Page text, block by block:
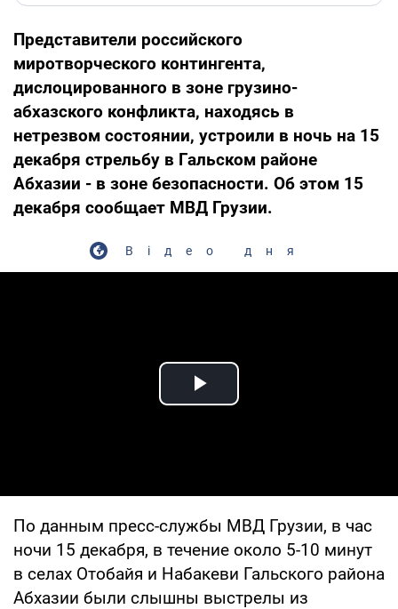
Представители российского
миротворческого контингента,
дислоцированного в зоне грузино-
абхазского конфликта, находясь в
нетрезвом состоянии, устроили в ночь на 15
декабря стрельбу в Гальском районе
Абхазии - в зоне безопасности. Об этом 15
декабря сообщает МВД Грузии.
Відео дня
Play Video
По данным пресс-службы МВД Грузии, в час
ночи 15 декабря, в течение около 5-10 минут
в селах Отобайя и Набакеви Гальского района
Абхазии были слышны выстрелы из